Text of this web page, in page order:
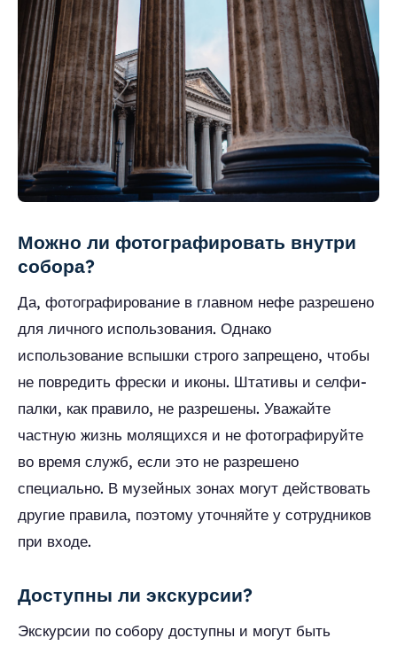
Можно ли фотографировать внутри
собора?
Да, фотографирование в главном нефе разрешено
для личного использования. Однако
использование вспышки строго запрещено, чтобы
не повредить фрески и иконы. Штативы и селфи-
палки, как правило, не разрешены. Уважайте
частную жизнь молящихся и не фотографируйте
во время служб, если это не разрешено
специально. В музейных зонах могут действовать
другие правила, поэтому уточняйте у сотрудников
при входе.
Доступны ли экскурсии?
Экскурсии по собору доступны и могут быть